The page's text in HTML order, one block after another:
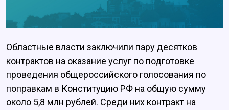
Областные власти заключили пару десятков
контрактов на оказание услуг по подготовке
проведения общероссийского голосования по
поправкам в Конституцию РФ на общую сумму
около 5,8 млн рублей. Среди них контракт на